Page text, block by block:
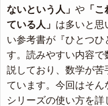
ないという人」 や 「
ている人」 は多いと思
い参考書が『ひとつ
す。読みやすい内容
説しており、数学が苦
ています。今回はそん
シリーズの使い方を詳